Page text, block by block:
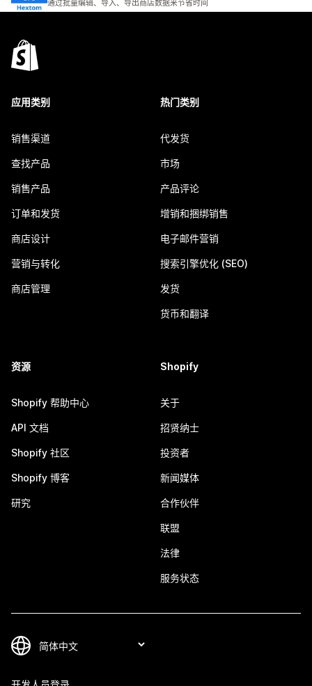
通过批量编辑、导入、导出商店数据来节省时间
应用类别
销售渠道
查找产品
销售产品
订单和发货
商店设计
营销与转化
商店管理
热门类别
代发货
市场
产品评论
增销和捆绑销售
电子邮件营销
搜索引擎优化 (SEO)
发货
货币和翻译
资源
Shopify 帮助中心
API 文档
Shopify 社区
Shopify 博客
研究
Shopify
关于
招贤纳士
投资者
新闻媒体
合作伙伴
联盟
法律
服务状态